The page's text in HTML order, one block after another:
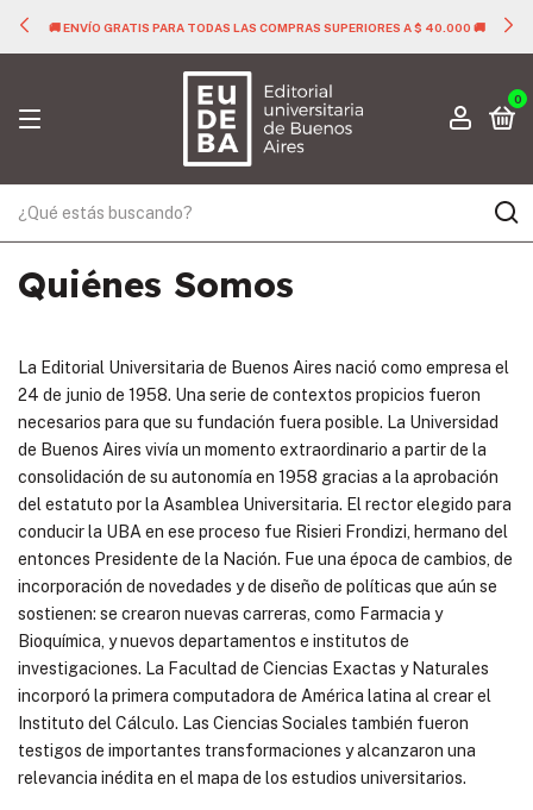
🚚 ENVÍO GRATIS PARA TODAS LAS COMPRAS SUPERIORES A $ 40.000 🚚
0
Quiénes Somos
La Editorial Universitaria de Buenos Aires nació como empresa el
24 de junio de 1958. Una serie de contextos propicios fueron
necesarios para que su fundación fuera posible. La Universidad
de Buenos Aires vivía un momento extraordinario a partir de la
consolidación de su autonomía en 1958 gracias a la aprobación
del estatuto por la Asamblea Universitaria. El rector elegido para
conducir la UBA en ese proceso fue Risieri Frondizi, hermano del
entonces Presidente de la Nación. Fue una época de cambios, de
incorporación de novedades y de diseño de políticas que aún se
sostienen: se crearon nuevas carreras, como Farmacia y
Bioquímica, y nuevos departamentos e institutos de
investigaciones. La Facultad de Ciencias Exactas y Naturales
incorporó la primera computadora de América latina al crear el
Instituto del Cálculo. Las Ciencias Sociales también fueron
testigos de importantes transformaciones y alcanzaron una
relevancia inédita en el mapa de los estudios universitarios.